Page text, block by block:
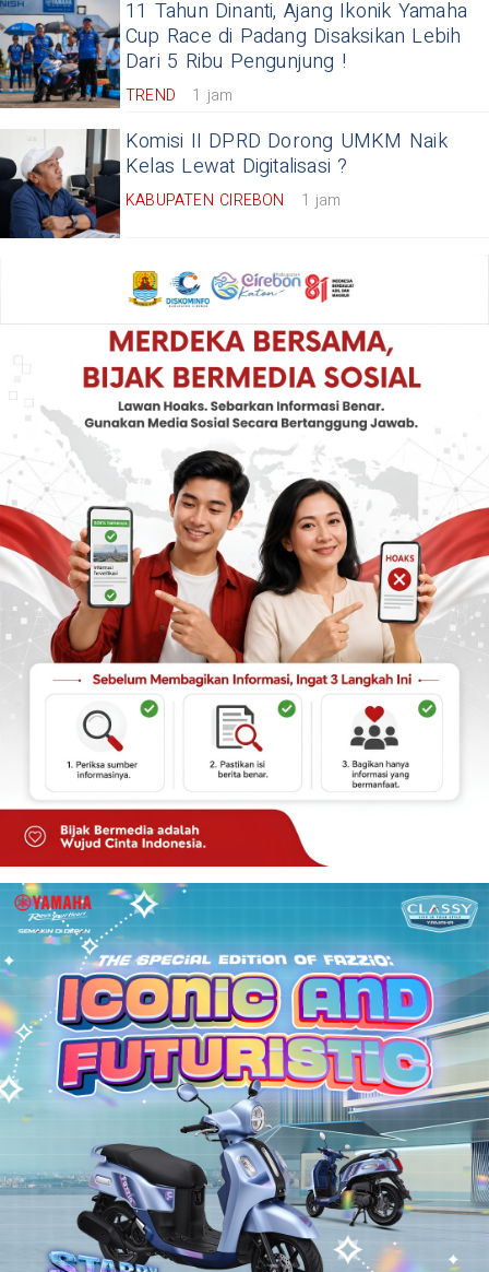
11 Tahun Dinanti, Ajang Ikonik Yamaha
Cup Race di Padang Disaksikan Lebih
Dari 5 Ribu Pengunjung !
TREND 1 jam
Komisi II DPRD Dorong UMKM Naik
Kelas Lewat Digitalisasi ?
KABUPATEN CIREBON 1 jam